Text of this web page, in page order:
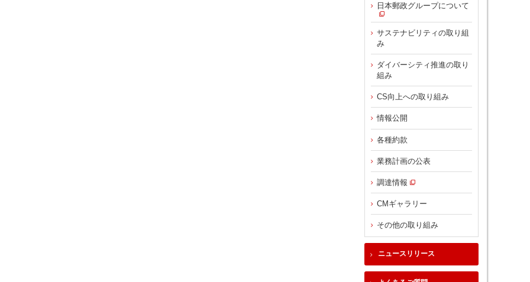
日本郵政グループについて
サステナビリティの取り組
み
ダイバーシティ推進の取り
組み
CS向上への取り組み
情報公開
各種約款
業務計画の公表
調達情報
CMギャラリー
その他の取り組み
ニュースリリース